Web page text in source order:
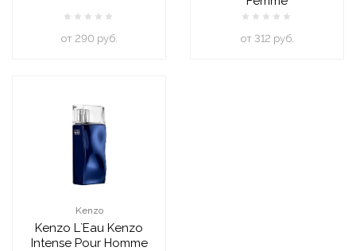
oт 290 руб. oт 312 руб.
Kenzo
Kenzo L`Eau Kenzo
Intense Pour Homme